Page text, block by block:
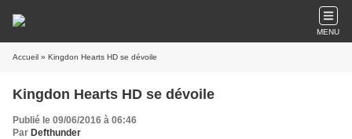
MENU
Accueil » Kingdon Hearts HD se dévoile
Kingdon Hearts HD se dévoile
Publié le 09/06/2016 à 06:46
Par Defthunder